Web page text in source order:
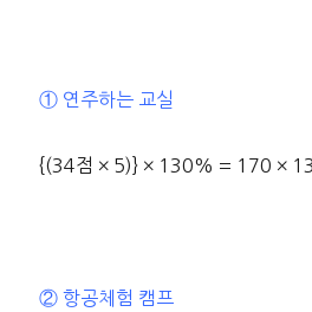
① 연주하는 교실
{(34점 × 5)} × 130% = 170 ×
② 항공체험 캠프